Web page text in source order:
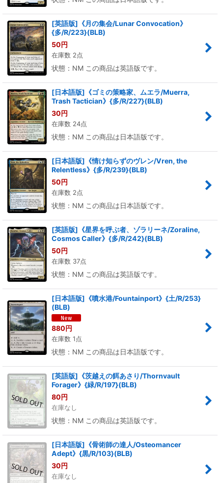
[英語版]《月の集会/Lunar Convocation》
{多/R/223}(BLB)
50円
在庫数 2点
状態：NM この商品は英語版です。
[日本語版]《ゴミの策略家、ムエラ/Muerra,
Trash Tactician》{多/R/227}(BLB)
30円
在庫数 24点
状態：NM この商品は日本語版です。
[日本語版]《情け知らずのヴレン/Vren, the
Relentless》{多/R/239}(BLB)
50円
在庫数 2点
状態：NM この商品は日本語版です。
[英語版]《星界を呼ぶ者、ゾラリーネ/Zoraline,
Cosmos Caller》{多/R/242}(BLB)
50円
在庫数 37点
状態：NM この商品は英語版です。
[日本語版]《噴水港/Fountainport》{土/R/253}
(BLB)
880円
在庫数 1点
状態：NM この商品は日本語版です。
[英語版]《茨越えの餌あさり/Thornvault
Forager》{緑/R/197}(BLB)
80円
在庫なし
状態：NM この商品は英語版です。
[日本語版]《骨術師の達人/Osteomancer
Adept》{黒/R/103}(BLB)
30円
在庫なし